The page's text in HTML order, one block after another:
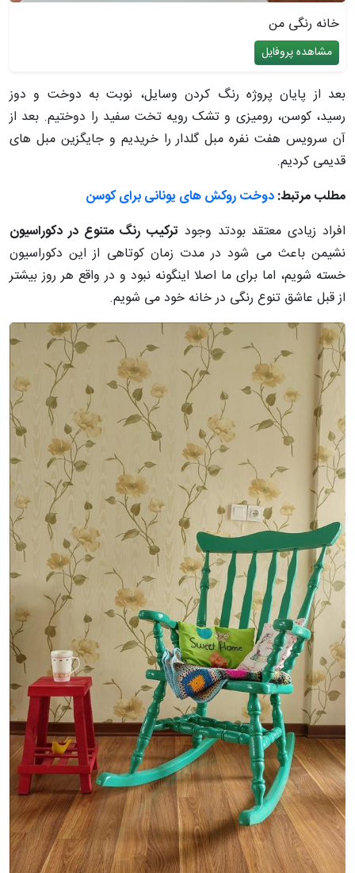
خانه رنگی من
مشاهده پروفایل
بعد از پایان پروژه رنگ کردن وسایل، نوبت به دوخت و دوز
رسید، کوسن، رومیزی و تشک رویه تخت سفید را دوختیم. بعد از
آن سرویس هفت نفره مبل گلدار را خریدیم و جایگزین مبل های
قدیمی کردیم.
مطلب مرتبط:دوخت روکش های یونانی برای کوسن
افراد زیادی معتقد بودتد وجود ترکیب رنگ متنوع در دکوراسیون
نشیمن باعث می شود در مدت زمان کوتاهی از این دکوراسیون
خسته شویم، اما برای ما اصلا اینگونه نبود و در واقع هر روز بیشتر
از قبل عاشق تنوع رنگی در خانه خود می شویم.